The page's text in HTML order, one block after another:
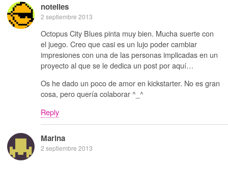
notelies
2 septiembre 2013
Octopus City Blues pinta muy bien. Mucha suerte con
el juego. Creo que casi es un lujo poder cambiar
impresiones con una de las personas implicadas en un
proyecto al que se le dedica un post por aquí…
Os he dado un poco de amor en kickstarter. No es gran
cosa, pero quería colaborar ^_^
Reply
Marina
2 septiembre 2013